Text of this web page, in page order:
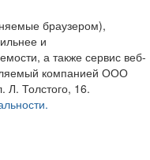
браузером),
и
а также сервис веб-
компанией ООО
Толстого, 16.